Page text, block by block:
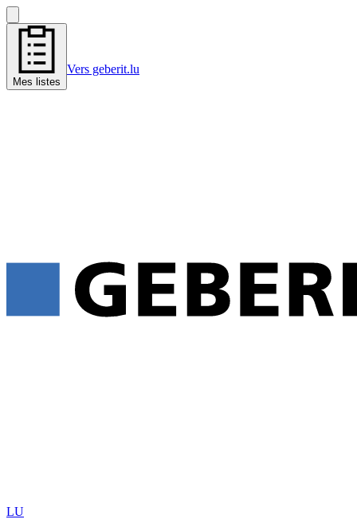
Mes listes
Vers geberit.lu
LU